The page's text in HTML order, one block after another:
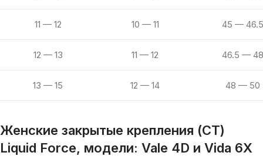
11 — 12 10 — 11 45 — 46.5
12 — 13 11 — 12 46.5 — 48
13 — 15 12 — 14 48 — 50
Женские закрытые крепления (CT)
Liquid Force, модели: Vale 4D и Vida 6X